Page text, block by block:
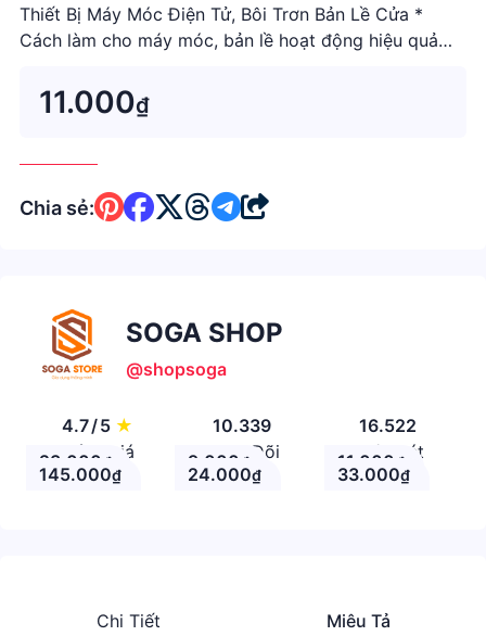
Thiết Bị Máy Móc Điện Tử, Bôi Trơn Bản Lề Cửa *
Cách làm cho máy móc, bản lề hoạt động hiệu quả
MÓC > Mỡ làm trơn các khớp máy móc chống han gỉ
giúp tặng năng suất và tuổi
11.000₫
Chia sẻ:
SOGA SHOP
@shopsoga
4.7/5 ★
Đánh giá
10.339
Theo Dõi
16.522
Nhận xét
23.000 ₫ 9.000 ₫ 11.000 ₫
145.000₫ 24.000₫ 33.000₫
Chi Tiết Miêu Tả